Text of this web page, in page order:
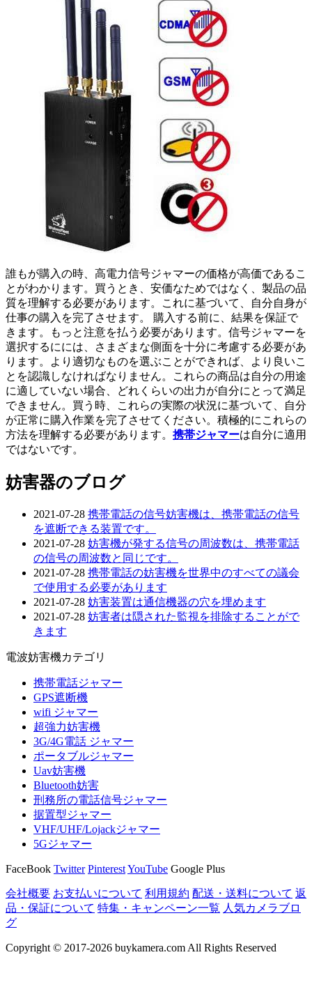
誰もが購入の時、高電力信号ジャマーの価格が高価であるこ
とがわかります。買うとき、安価なためではなく、製品の品
質を理解する必要があります。これに基づいて、自分自身が
仕事の購入を完了させます。 購入する前に、結果を保証で
きます。もっと注意を払う必要があります。信号ジャマーを
選択するにには、さまざまな側面を十分に考慮する必要があ
ります。より適切なものを選ぶことができれば、より良いこ
とを認識しなければなりません。これらの商品は自分の用途
に適していない場合、どれくらいの出力が自分にとって満足
できません。買う時、これらの実際の状況に基づいて、自分
が正常に購入作業を完了させてください。積極的にこれらの
方法を理解する必要があります。 携帯ジャマーは自分に適用
ではないです。
妨害器のブログ
2021-07-28 携帯電話の信号妨害機は、携帯電話の信号
を遮断できる装置です。
2021-07-28 妨害機が発する信号の周波数は、携帯電話
の信号の周波数と同じです。
2021-07-28 携帯電話の妨害機を世界中のすべての議会
で使用する必要があります
2021-07-28 妨害装置は通信機器の穴を埋めます
2021-07-28 妨害者は隠された監視を排除することがで
きます
電波妨害機カテゴリ
携帯電話ジャマー
GPS遮断機
wifi ジャマー
超強力妨害機
3G/4G電話 ジャマー
ポータブルジャマー
Uav妨害機
Bluetooth妨害
刑務所の電話信号ジャマー
据置型ジャマー
VHF/UHF/Lojackジャマー
5Gジャマー
FaceBook Twitter PinterestYouTube Google Plus
会社概要 お支払いについて 利用規約 配送・送料について 返
品・保証について 特集・キャンペーン一覧 人気カメラブロ
グ
Copyright © 2017-2026 buykamera.com All Rights Reserved